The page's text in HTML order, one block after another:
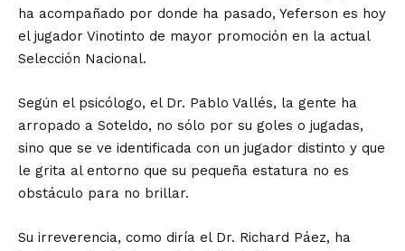
ha acompañado por donde ha pasado, Yeferson es hoy
el jugador Vinotinto de mayor promoción en la actual
Selección Nacional.
Según el psicólogo, el Dr. Pablo Vallés, la gente ha
arropado a Soteldo, no sólo por su goles o jugadas,
sino que se ve identificada con un jugador distinto y que
le grita al entorno que su pequeña estatura no es
obstáculo para no brillar.
Su irreverencia, como diría el Dr. Richard Páez, ha